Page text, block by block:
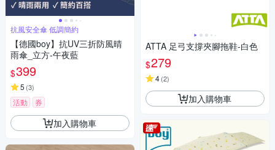
抗風安全傘 低調簡約
【德國boy】抗UV三折防風晴
雨傘_立方-午夜藍
$399
5 (3)
活動 券
加入購物車
ATTA 足弓支撐夾腳拖鞋-白色
$279
4(2)
加入購物車